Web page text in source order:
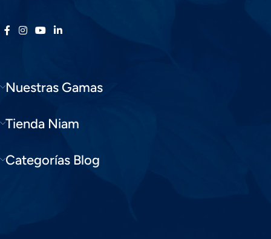
Nuestras Gamas
Tienda Niam
Categorías Blog